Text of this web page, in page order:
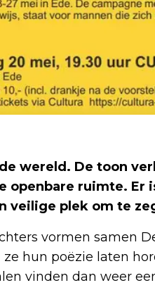
wereld. De toon
openbare ruimte. Er
veilige plek om te
vormen samen
hun poëzie laten
vinden dan weer